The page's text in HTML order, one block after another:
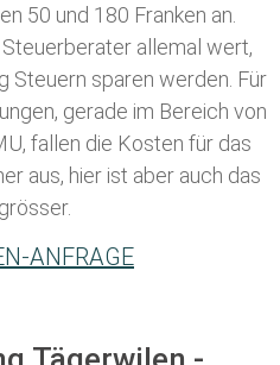
50 und 180 Franken an.
allemal wert,
Steuern sparen werden. Für
gerade im Bereich von
fallen die Kosten für das
aus, hier ist aber auch das
ANFRAGE